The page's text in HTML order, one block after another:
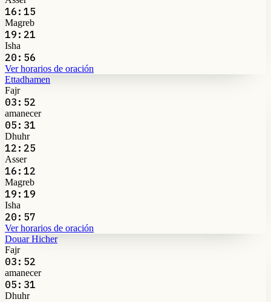
16:15
Magreb
19:21
Isha
20:56
Ver horarios de oración
Ettadhamen
Fajr
03:52
amanecer
05:31
Dhuhr
12:25
Asser
16:12
Magreb
19:19
Isha
20:57
Ver horarios de oración
Douar Hicher
Fajr
03:52
amanecer
05:31
Dhuhr